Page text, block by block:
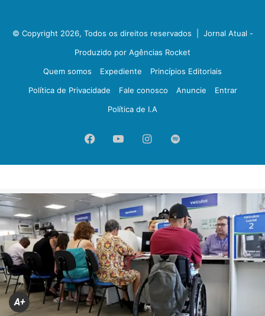
© Copyright 2026, Todos os direitos reservados | Jornal Atual -
Produzido por Agências Rocket
Quem somos
Expediente
Princípios Editoriais
Política de Privacidade
Fale conosco Anuncie
Entrar
Política de I.A
FacebookYouTubeInstagram
Spotify
A+